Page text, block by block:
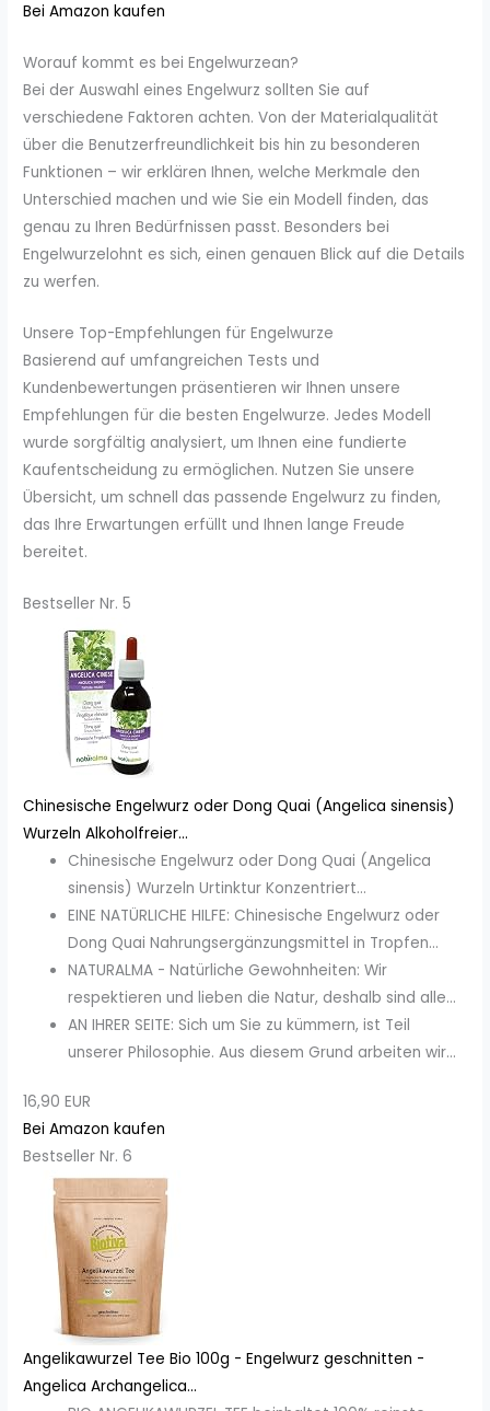
Bei Amazon kaufen
Worauf kommt es bei Engelwurzean?
Bei der Auswahl eines Engelwurz sollten Sie auf
verschiedene Faktoren achten. Von der Materialqualität
über die Benutzerfreundlichkeit bis hin zu besonderen
Funktionen – wir erklären Ihnen, welche Merkmale den
Unterschied machen und wie Sie ein Modell finden, das
genau zu Ihren Bedürfnissen passt. Besonders bei
Engelwurzelohnt es sich, einen genauen Blick auf die Details
zu werfen.
Unsere Top-Empfehlungen für Engelwurze
Basierend auf umfangreichen Tests und
Kundenbewertungen präsentieren wir Ihnen unsere
Empfehlungen für die besten Engelwurze. Jedes Modell
wurde sorgfältig analysiert, um Ihnen eine fundierte
Kaufentscheidung zu ermöglichen. Nutzen Sie unsere
Übersicht, um schnell das passende Engelwurz zu finden,
das Ihre Erwartungen erfüllt und Ihnen lange Freude
bereitet.
Bestseller Nr. 5
Chinesische Engelwurz oder Dong Quai (Angelica sinensis)
Wurzeln Alkoholfreier...
Chinesische Engelwurz oder Dong Quai (Angelica
sinensis) Wurzeln Urtinktur Konzentriert...
EINE NATÜRLICHE HILFE: Chinesische Engelwurz oder
Dong Quai Nahrungsergänzungsmittel in Tropfen...
NATURALMA - Natürliche Gewohnheiten: Wir
respektieren und lieben die Natur, deshalb sind alle...
AN IHRER SEITE: Sich um Sie zu kümmern, ist Teil
unserer Philosophie. Aus diesem Grund arbeiten wir...
16,90 EUR
Bei Amazon kaufen
Bestseller Nr. 6
Angelikawurzel Tee Bio 100g - Engelwurz geschnitten -
Angelica Archangelica...